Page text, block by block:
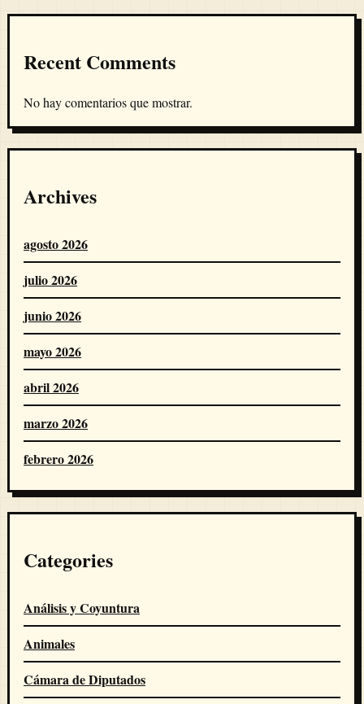
Recent Comments
No hay comentarios que mostrar.
Archives
agosto 2026
julio 2026
junio 2026
mayo 2026
abril 2026
marzo 2026
febrero 2026
Categories
Análisis y Coyuntura
Animales
Cámara de Diputados